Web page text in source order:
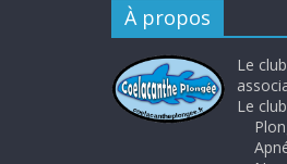
À propos
Le
Le